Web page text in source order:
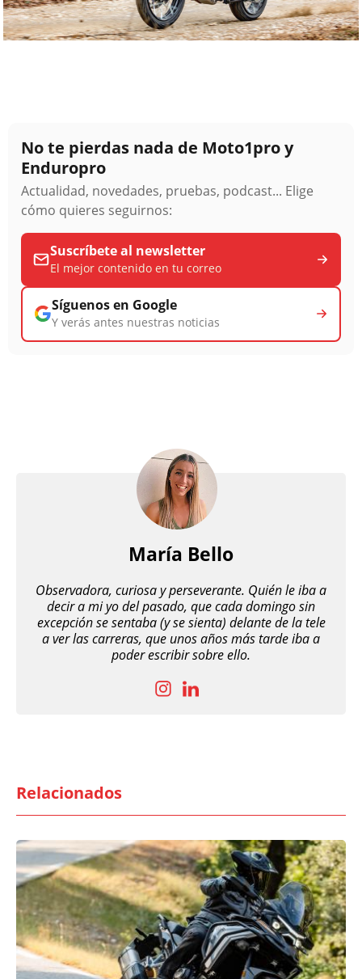
No te pierdas nada de Moto1pro y
Enduropro
Actualidad, novedades, pruebas, podcast... Elige
cómo quieres seguirnos:
Suscríbete al newsletter
El mejor contenido en tu correo
Síguenos en Google
Y verás antes nuestras noticias
María Bello
Observadora, curiosa y perseverante. Quién le iba a
decir a mi yo del pasado, que cada domingo sin
excepción se sentaba (y se sienta) delante de la tele
a ver las carreras, que unos años más tarde iba a
poder escribir sobre ello.
Relacionados